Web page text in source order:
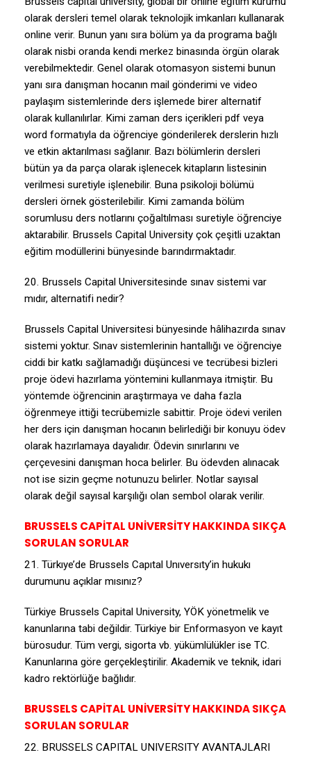
olarak dersleri temel olarak teknolojik imkanları kullanarak
online verir. Bunun yanı sıra bölüm ya da programa bağlı
olarak nisbi oranda kendi merkez binasında örgün olarak
verebilmektedir. Genel olarak otomasyon sistemi bunun
yanı sıra danışman hocanın mail gönderimi ve video
paylaşım sistemlerinde ders işlemede birer alternatif
olarak kullanılırlar. Kimi zaman ders içerikleri pdf veya
word formatıyla da öğrenciye gönderilerek derslerin hızlı
ve etkin aktarılması sağlanır. Bazı bölümlerin dersleri
bütün ya da parça olarak işlenecek kitapların listesinin
verilmesi suretiyle işlenebilir. Buna psikoloji bölümü
dersleri örnek gösterilebilir. Kimi zamanda bölüm
sorumlusu ders notlarını çoğaltılması suretiyle öğrenciye
aktarabilir. Brussels Capital University çok çeşitli uzaktan
eğitim modüllerini bünyesinde barındırmaktadır.
20. Brussels Capital Universitesinde sınav sistemi var
mıdır, alternatifi nedir?
Brussels Capital Universitesi bünyesinde hâlihazırda sınav
sistemi yoktur. Sınav sistemlerinin hantallığı ve öğrenciye
ciddi bir katkı sağlamadığı düşüncesi ve tecrübesi bizleri
proje ödevi hazırlama yöntemini kullanmaya itmiştir. Bu
yöntemde öğrencinin araştırmaya ve daha fazla
öğrenmeye ittiği tecrübemizle sabittir. Proje ödevi verilen
her ders için danışman hocanın belirlediği bir konuyu ödev
olarak hazırlamaya dayalıdır. Ödevin sınırlarını ve
çerçevesini danışman hoca belirler. Bu ödevden alınacak
not ise sizin geçme notunuzu belirler. Notlar sayısal
olarak değil sayısal karşılığı olan sembol olarak verilir.
BRUSSELS CAPİTAL UNİVERSİTY HAKKINDA SIKÇA
SORULAN SORULAR
21. Türkıye’de Brussels Capıtal Unıversıty’in hukukı
durumunu açıklar mısınız?
Türkiye Brussels Capital University, YÖK yönetmelik ve
kanunlarına tabi değildir. Türkiye bir Enformasyon ve kayıt
bürosudur. Tüm vergi, sigorta vb. yükümlülükler ise TC.
Kanunlarına göre gerçekleştirilir. Akademik ve teknik, idari
kadro rektörlüğe bağlıdır.
BRUSSELS CAPİTAL UNİVERSİTY HAKKINDA SIKÇA
SORULAN SORULAR
22. BRUSSELS CAPITAL UNIVERSITY AVANTAJLARI